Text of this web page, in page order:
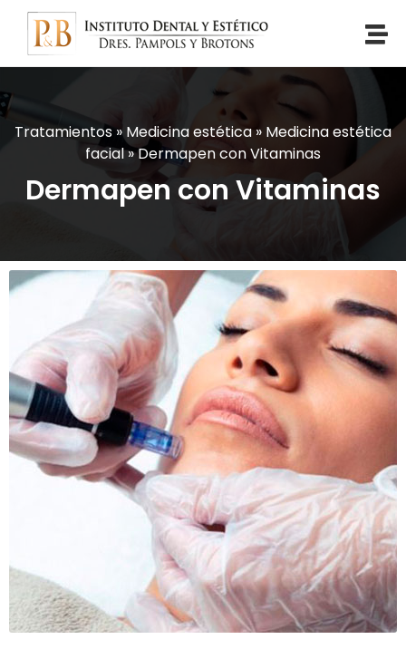
Tratamientos»Medicina estética» Medicina estética
facial»Dermapen con Vitaminas
Dermapen con Vitaminas